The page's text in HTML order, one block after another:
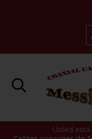
Usted está